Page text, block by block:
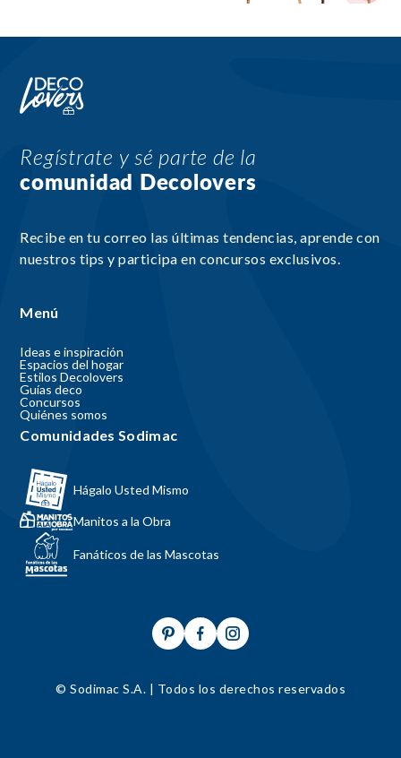
Regístrate y sé parte de la
comunidad Decolovers
Recibe en tu correo las últimas tendencias, aprende con
nuestros tips y participa en concursos exclusivos.
Menú
Ideas e inspiración
Espacios del hogar
Estilos Decolovers
Guías deco
Concursos
Quiénes somos
Comunidades Sodimac
Hágalo Usted Mismo
Manitos a la Obra
Fanáticos de las Mascotas
© Sodimac S.A. | Todos los derechos reservados